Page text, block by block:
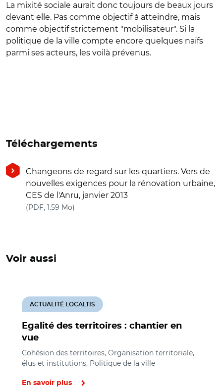
La mixité sociale aurait donc toujours de beaux jours
devant elle. Pas comme objectif à atteindre, mais
comme objectif strictement "mobilisateur". Si la
politique de la ville compte encore quelques naïfs
parmi ses acteurs, les voilà prévenus.
Téléchargements
Changeons de regard sur les quartiers. Vers de
nouvelles exigences pour la rénovation urbaine,
CES de l'Anru, janvier 2013
(PDF, 1.59 Mo)
Voir aussi
Egalité des territoires : chantier en
vue
ACTUALITÉ LOCALTIS
Cohésion des territoires, Organisation territoriale,
élus et institutions, Politique de la ville
En savoir plus